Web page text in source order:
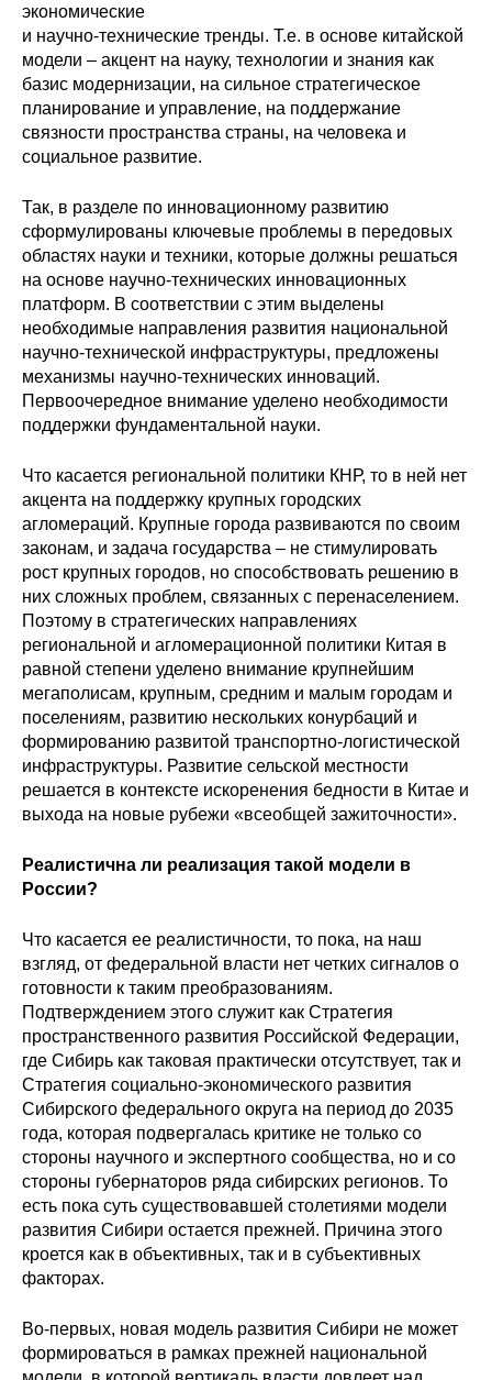
экономические
и научно-технические тренды. Т.е. в основе китайской
модели – акцент на науку, технологии и знания как
базис модернизации, на сильное стратегическое
планирование и управление, на поддержание
связности пространства страны, на человека и
социальное развитие.
Так, в разделе по инновационному развитию
сформулированы ключевые проблемы в передовых
областях науки и техники, которые должны решаться
на основе научно-технических инновационных
платформ. В соответствии с этим выделены
необходимые направления развития национальной
научно-технической инфраструктуры, предложены
механизмы научно-технических инноваций.
Первоочередное внимание уделено необходимости
поддержки фундаментальной науки.
Что касается региональной политики КНР, то в ней нет
акцента на поддержку крупных городских
агломераций. Крупные города развиваются по своим
законам, и задача государства – не стимулировать
рост крупных городов, но способствовать решению в
них сложных проблем, связанных с перенаселением.
Поэтому в стратегических направлениях
региональной и агломерационной политики Китая в
равной степени уделено внимание крупнейшим
мегаполисам, крупным, средним и малым городам и
поселениям, развитию нескольких конурбаций и
формированию развитой транспортно-логистической
инфраструктуры. Развитие сельской местности
решается в контексте искоренения бедности в Китае и
выхода на новые рубежи «всеобщей зажиточности».
Реалистична ли реализация такой модели в
России?
Что касается ее реалистичности, то пока, на наш
взгляд, от федеральной власти нет четких сигналов о
готовности к таким преобразованиям.
Подтверждением этого служит как Стратегия
пространственного развития Российской Федерации,
где Сибирь как таковая практически отсутствует, так и
Стратегия социально-экономического развития
Сибирского федерального округа на период до 2035
года, которая подвергалась критике не только со
стороны научного и экспертного сообщества, но и со
стороны губернаторов ряда сибирских регионов. То
есть пока суть существовавшей столетиями модели
развития Сибири остается прежней. Причина этого
кроется как в объективных, так и в субъективных
факторах.
Во-первых, новая модель развития Сибири не может
формироваться в рамках прежней национальной